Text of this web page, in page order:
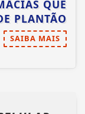
QUE
PLANTÃO
SAIBA MAIS